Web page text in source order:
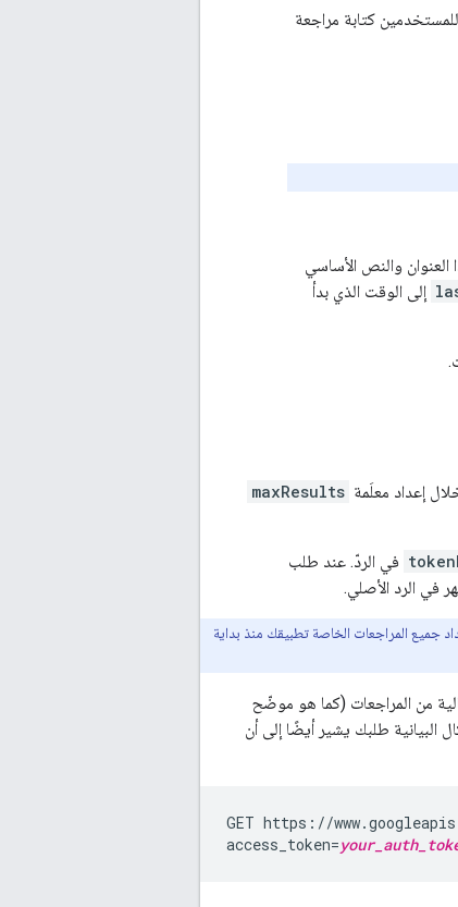
كتابة مراجعة
والنص الأساسي
إلى الوقت الذي بدأ
maxResults
في الردّ. عند طلب
في الرد الأصلي.
جميع المراجعات الخاصة تطبيقك منذ بداية
من المراجعات (كما هو موضّح
البيانية طلبك يشير أيضًا إلى أن
GET https://
access_token=